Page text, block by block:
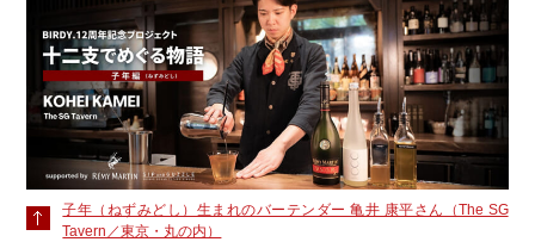
子年（ねずみどし）生まれのバーテンダー 亀井 康平さん（The SG
Tavern／東京・丸の内）